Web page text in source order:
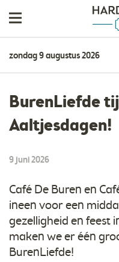
zondag 9 augustus 2026
BurenLiefde
Aaltjesdagen!
9 juni 2026
Café De Buren en
ineen voor een
gezelligheid en feest
maken we er één
BurenLiefde!